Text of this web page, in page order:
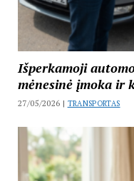
Išperkamoji
mėnesinė įmoka ir
27/05/2026 | TRANSPORTAS